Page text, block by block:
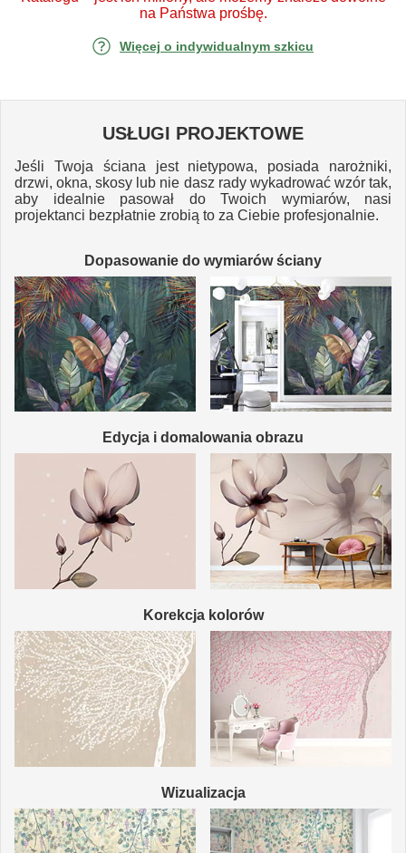
na Państwa prośbę.
Więcej o indywidualnym szkicu
USŁUGI PROJEKTOWE
Jeśli Twoja ściana jest nietypowa, posiada narożniki,
drzwi, okna, skosy lub nie dasz rady wykadrować wzór tak,
aby idealnie pasował do Twoich wymiarów, nasi
projektanci bezpłatnie zrobią to za Ciebie profesjonalnie.
Dopasowanie do wymiarów ściany
Edycja i domalowania obrazu
Korekcja kolorów
Wizualizacja